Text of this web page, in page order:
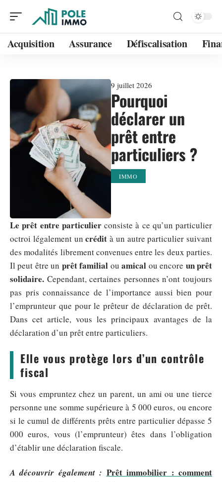
Acquisition Assurance Défiscalisation
9 juillet 2026
Pourquoi
déclarer un
prêt entre
particuliers ?
IMMO
Le prêt entre particulierconsiste à ce qu’un particulier
octroi légalement uncrédit à un autre particulier suivant
des modalités librement convenues entre les deux parties.
Il peut être un prêt familial ouamical ou encore un prêt
solidaire. Cependant, certaines personnes n’ont toujours
pas pris connaissance de l’importance aussi bien pour
l’emprunteur que pour le prêteur de déclaration de prêt.
Dans cet article, vous les principaux avantages de la
déclaration d’un prêt entre particuliers.
Elle vous protège lors d’un contrôle
fiscal
Si vous empruntez chez un parent, un ami ou une tierce
personne une somme supérieure à 5 000 euros, ou encore
si le cumul de différents prêts entre particulier dépasse 5
000 euros, vous (l’emprunteur) êtes dans l’obligation
d’établir une déclaration fiscale.
A découvrir également : Prêt immobilier : comment